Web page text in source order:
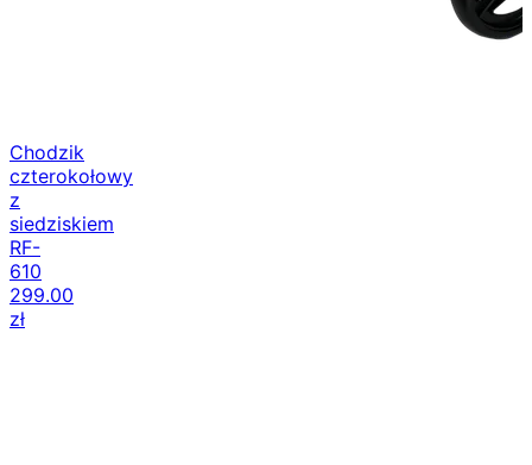
Chodzik
czterokołowy
z
siedziskiem
RF-
610
299.00
zł